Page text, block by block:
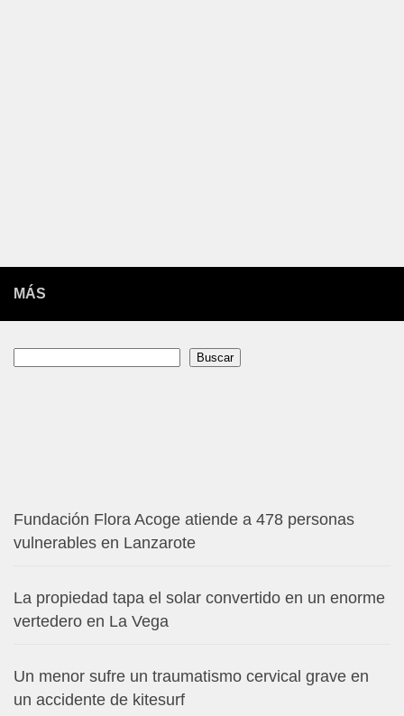
MÁS
Buscar
Fundación Flora Acoge atiende a 478 personas
vulnerables en Lanzarote
La propiedad tapa el solar convertido en un enorme
vertedero en La Vega
Un menor sufre un traumatismo cervical grave en
un accidente de kitesurf